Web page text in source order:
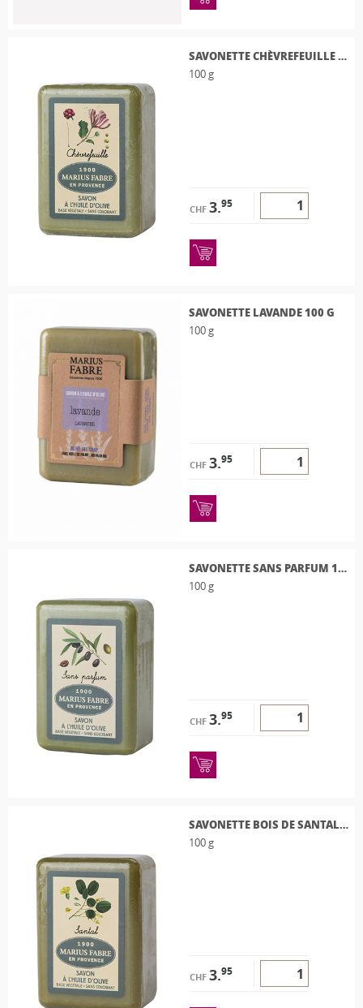
SAVONETTE CHÈVREFEUILLE 100 G
100 g
CHF 3.95
SAVONETTE LAVANDE 100 G
100 g
CHF 3.95
SAVONETTE SANS PARFUM 100G
100 g
CHF 3.95
SAVONETTE BOIS DE SANTAL 100G
100 g
CHF 3.95